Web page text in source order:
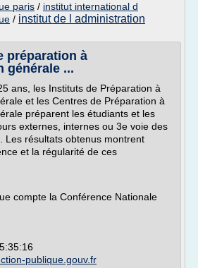
paris / institut international d
/ institut de l administration
préparation à
générale ...
ans, les Instituts de Préparation à
et les Centres de Préparation à
préparent les étudiants et les
externes, internes ou 3e voie des
Les résultats obtenus montrent
et la régularité de ces
compte la Conférence Nationale
publique.gouv.fr